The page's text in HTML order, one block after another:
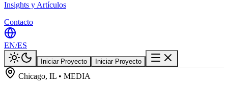
Insights y Artículos
Contacto
EN/ES
Iniciar Proyecto Iniciar Proyecto
Chicago, IL • MEDIA